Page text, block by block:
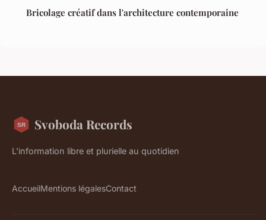
Bricolage créatif dans l'architecture contemporaine
Svoboda Records
L'information libre et plurielle au quotidien
AccueilMentions légalesContact